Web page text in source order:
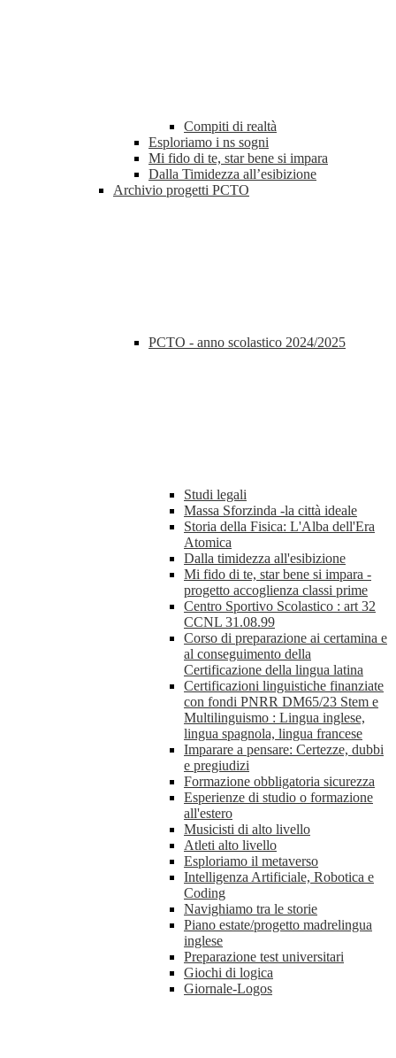
Compiti di realtà
Esploriamo i ns sogni
Mi fido di te, star bene si impara
Dalla Timidezza all’esibizione
Archivio progetti PCTO
PCTO - anno scolastico 2024/2025
Studi legali
Massa Sforzinda -la città ideale
Storia della Fisica: L'Alba dell'Era
Atomica
Dalla timidezza all'esibizione
Mi fido di te, star bene si impara -
progetto accoglienza classi prime
Centro Sportivo Scolastico : art 32
CCNL 31.08.99
Corso di preparazione ai certamina e
al conseguimento della
Certificazione della lingua latina
Certificazioni linguistiche finanziate
con fondi PNRR DM65/23 Stem e
Multilinguismo : Lingua inglese,
lingua spagnola, lingua francese
Imparare a pensare: Certezze, dubbi
e pregiudizi
Formazione obbligatoria sicurezza
Esperienze di studio o formazione
all'estero
Musicisti di alto livello
Atleti alto livello
Esploriamo il metaverso
Intelligenza Artificiale, Robotica e
Coding
Navighiamo tra le storie
Piano estate/progetto madrelingua
inglese
Preparazione test universitari
Giochi di logica
Giornale-Logos